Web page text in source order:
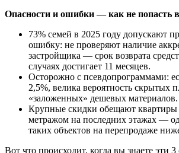
Опасности и ошибки — как не попасть
73% семей в 2025 году допускают
ошибку: не проверяют наличие
застройщика — срок возврата
случаях достигает 11 месяцев.
Осторожно с псевдопрограммами:
2,5%, велика вероятность скрытых
«заложенных» дешевых материалов.
Крупные скидки обещают
метражом на последних этажах —
таких объектов на перепродаже
Вот что происходит, когда вы знаете эти 3